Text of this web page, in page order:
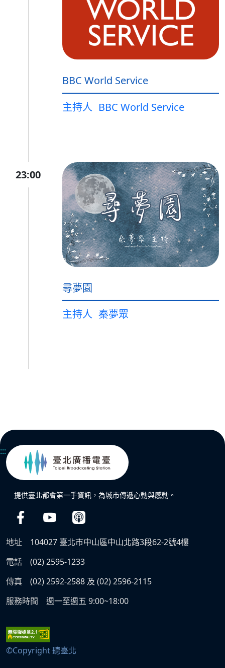
BBC World Service
主持人 BBC World Service
23:00
尋夢園
主持人 秦夢眾
:::
提供臺北都會第一手資訊，為城市傳遞心動與感動。
地址
104027 臺北市中山區中山北路3段62-2號4樓
電話
(02) 2595-1233
傳真
(02) 2592-2588 及 (02) 2596-2115
服務時間
週一至週五 9:00~18:00
©Copyright 聽臺北